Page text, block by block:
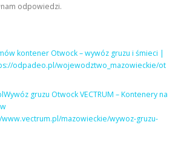
odpowiedzi.
kontener Otwock – wywóz gruzu i śmieci |
odpadeo.pl/wojewodztwo_mazowieckie/ot
gruzu Otwock VECTRUM – Kontenery na
mazowieckie/wywoz-gruzu-